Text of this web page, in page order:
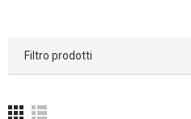
Filtro prodotti